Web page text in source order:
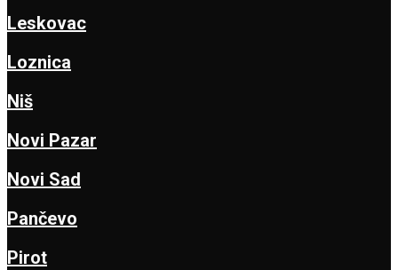
Leskovac
Loznica
Niš
Novi Pazar
Novi Sad
Pančevo
Pirot